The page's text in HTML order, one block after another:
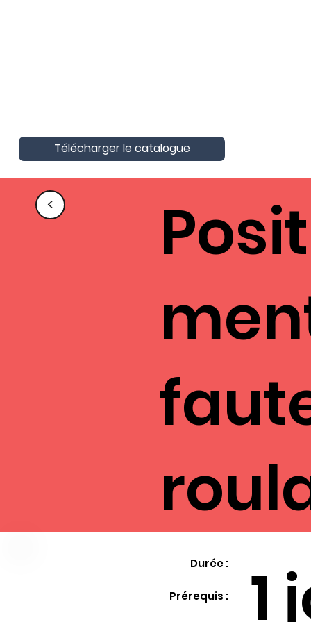
Télécharger le catalogue
<
Durée :
Prérequis :
1